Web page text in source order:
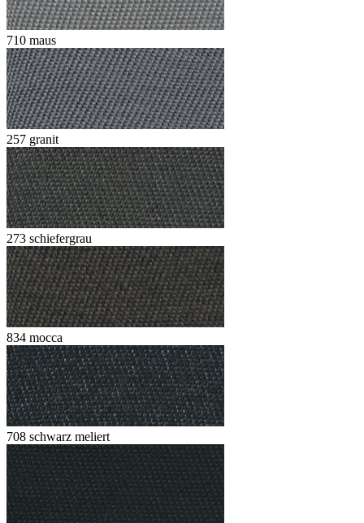
710 maus
257 granit
273 schiefergrau
834 mocca
708 schwarz meliert